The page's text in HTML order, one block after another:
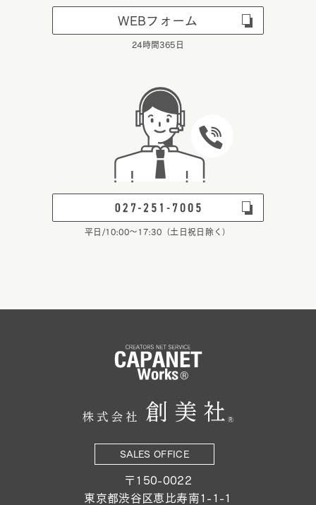
WEBフォーム
24時間365日
平日/10:00～17:30（土日祝日除く）
SALES OFFICE
〒150-0022
東京都渋谷区恵比寿南1-1-1